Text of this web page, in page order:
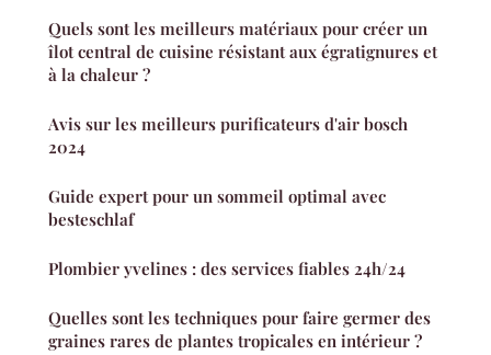
Quels sont les meilleurs matériaux pour créer un
îlot central de cuisine résistant aux égratignures et
à la chaleur ?
Avis sur les meilleurs purificateurs d'air bosch
2024
Guide expert pour un sommeil optimal avec
besteschlaf
Plombier yvelines : des services fiables 24h/24
Quelles sont les techniques pour faire germer des
graines rares de plantes tropicales en intérieur ?